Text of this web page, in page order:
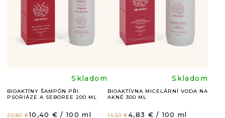
K
BIOAKTÍNY ŠAMPÓN PŘI
PSORIÁZE A SEBOREE 200 ML
Priemerné
hodnotenie
Skladom
20,80 €Jednotková
10,40 € / 100 ml
BIOAKTÍVNA MICELÁRNÍ VODA NA
AKNÉ 300 ML
Skladom
14,50 €Jednotková
4,83 € / 100 ml